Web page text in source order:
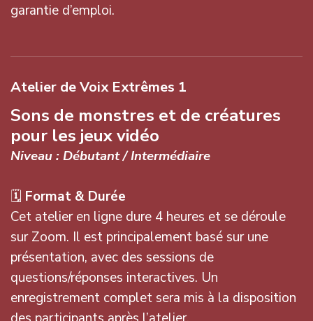
garantie d’emploi.
Atelier de Voix Extrêmes 1
Sons de monstres et de créatures
pour les jeux vidéo
Niveau : Débutant / Intermédiaire
🗓 Format & Durée
Cet atelier en ligne dure 4 heures et se déroule
sur Zoom. Il est principalement basé sur une
présentation, avec des sessions de
questions/réponses interactives. Un
enregistrement complet sera mis à la disposition